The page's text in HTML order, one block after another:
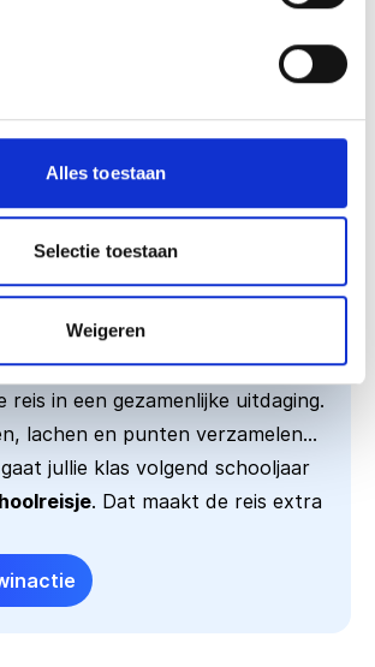
Alles toestaan
Selectie toestaan
Weigeren
gratis schoolreisje!
begint dit jaar niet bij de
in de bus. Met een interactief
opdrachten en quizvragen
in een gezamenlijke uitdaging.
lachen en punten verzamelen…
jullie klas volgend schooljaar
. Dat maakt de reis extra